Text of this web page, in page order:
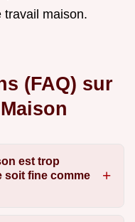
travail maison.
(FAQ) sur
est trop
soit fine comme